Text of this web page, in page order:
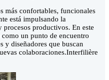
más confortables, funcionales
está impulsando la
productivos. En este
un punto de encuentro
y diseñadores que buscan
colaboraciones.Interfilière